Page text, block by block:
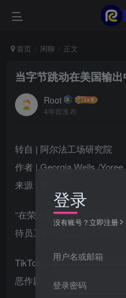
首页 闲聊 正文
当字节跳动在美国输
Root
4年前发布
转自 | 阿尔法工场研究院
作者 | Georgia Wells /
来源 | WSJ
“在荣克离职时发布的一份
待员工的方式与TikTok平台
TikTok上似乎有无穷无尽
恶作剧，它也因此自称是互
登录
没有账号？立即注册
用户名或邮箱
登录密码